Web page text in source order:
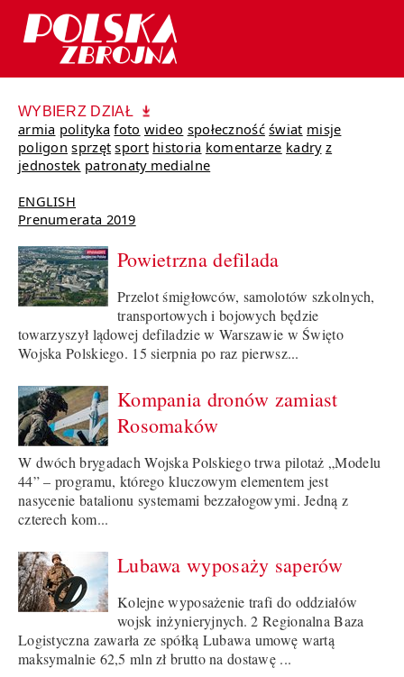
WYBIERZ DZIAŁ
armia polityka foto wideo społeczność świat misje
poligon sprzęt sport historia komentarze kadry z
jednostek patronaty medialne
ENGLISH
Prenumerata 2019
Powietrzna defilada
Przelot śmigłowców, samolotów szkolnych,
transportowych i bojowych będzie
towarzyszył lądowej defiladzie w Warszawie w Święto
Wojska Polskiego. 15 sierpnia po raz pierwsz...
Kompania dronów zamiast
Rosomaków
W dwóch brygadach Wojska Polskiego trwa pilotaż „Modelu
44” – programu, którego kluczowym elementem jest
nasycenie batalionu systemami bezzałogowymi. Jedną z
czterech kom...
Lubawa wyposaży saperów
Kolejne wyposażenie trafi do oddziałów
wojsk inżynieryjnych. 2 Regionalna Baza
Logistyczna zawarła ze spółką Lubawa umowę wartą
maksymalnie 62,5 mln zł brutto na dostawę ...